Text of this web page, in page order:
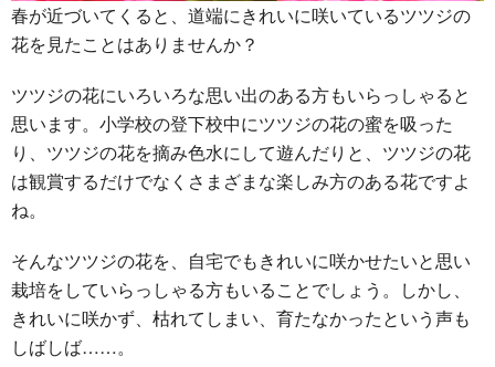
春が近づいてくると、道端にきれいに咲いているツツジの
花を見たことはありませんか？
ツツジの花にいろいろな思い出のある方もいらっしゃると
思います。小学校の登下校中にツツジの花の蜜を吸った
り、ツツジの花を摘み色水にして遊んだりと、ツツジの花
は観賞するだけでなくさまざまな楽しみ方のある花ですよ
ね。
そんなツツジの花を、自宅でもきれいに咲かせたいと思い
栽培をしていらっしゃる方もいることでしょう。しかし、
きれいに咲かず、枯れてしまい、育たなかったという声も
しばしば……。